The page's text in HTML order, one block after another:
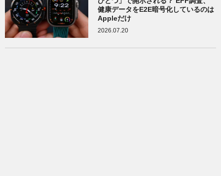
健康データをE2E暗号化しているのは
Appleだけ
2026.07.20